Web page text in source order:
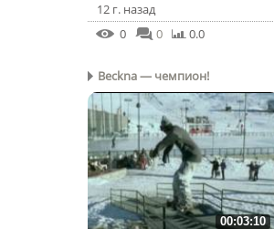
12 г. назад
0
0 0.0
Beckna — чемпион!
00:03:10